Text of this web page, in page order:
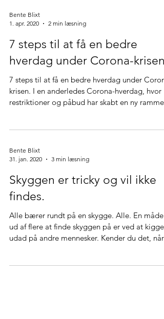
Bente Blixt
1. apr. 2020
2 min læsning
7 steps til at få en bedre
hverdag under Corona-krisen.
7 steps til at få en bedre hverdag under
krisen. I en anderledes Corona-hverdag, hvor
restriktioner og påbud har skabt en ny
Bente Blixt
31. jan. 2020
3 min læsning
Skyggen er tricky og vil ikke
findes.
Alle bærer rundt på en skygge. Alle. En måde
ud af flere at finde skyggen på er ved at kigge
udad på andre mennesker. Kender du det,